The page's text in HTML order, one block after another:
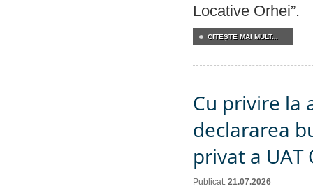
Locative Orhei”.
CITEŞTE MAI MULT...
Cu privire la
declararea
privat a UAT
Publicat: 21.07.2026